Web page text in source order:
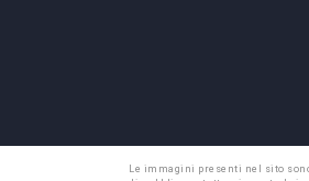
Le immagini presenti nel sito